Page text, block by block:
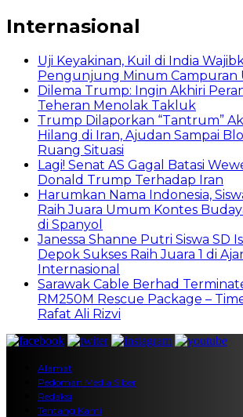
Internasional
Uji Keyakinan, Kuil di India
Pengunjung Minum Campuran
Dilema Trump: Ingin Akhiri
Teheran Menolak Takluk
Trump Dilaporkan “Tantrum”
Hilang di Iran, Ajudan Sampai
Ruang Situasi
Lagi! Senat AS Gagal Batasi
Donald Trump Terhadap Iran
Harumkan Nama Indonesia,
Raih Juara Umum Kontes
di Spanyol
Janessa Shanne Putri Siswa SD
Depok Sukses Raih Juara 1 di
Internasional
Sarawak Cable Berhad
RM250M Rescue Package –
Rafat Ali Rizvi
Alamat
Pedoman Media Siber
Redaksi
Tentang Kami